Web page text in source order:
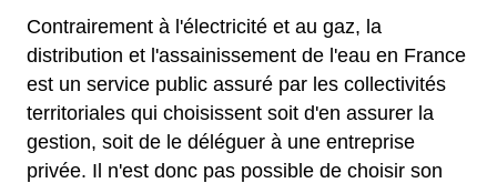
Contrairement à l'électricité et au gaz, la
distribution et l'assainissement de l'eau en France
est un service public assuré par les collectivités
territoriales qui choisissent soit d'en assurer la
gestion, soit de le déléguer à une entreprise
privée. Il n'est donc pas possible de choisir son